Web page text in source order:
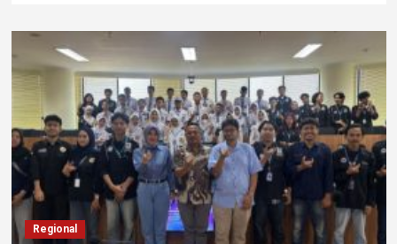
Regional